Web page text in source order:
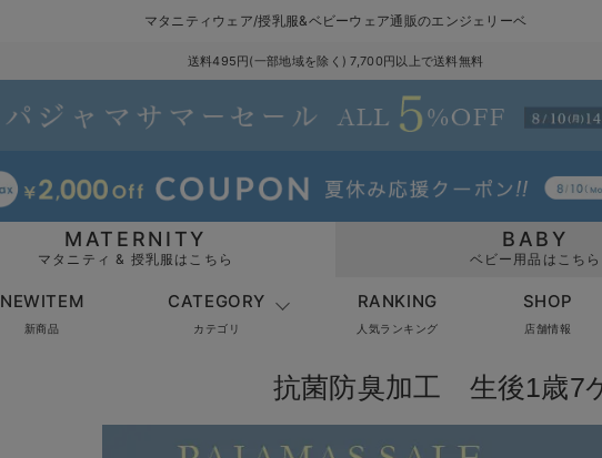
マタニティウェア/授乳服&ベビーウェア通販のエンジェリーベ
送料495円(一部地域を除く) 7,700円以上で送料無料
MATERNITY
マタニティ & 授乳服はこちら
BABY
ベビー用品はこちら
NEWITEM
新商品
CATEGORY
カテゴリ
RANKING
人気ランキング
SHOP
店舗情報
抗菌防臭加工 生後1歳7